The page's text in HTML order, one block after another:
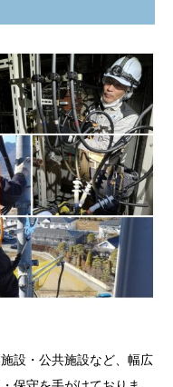
設・公共施設など、幅広